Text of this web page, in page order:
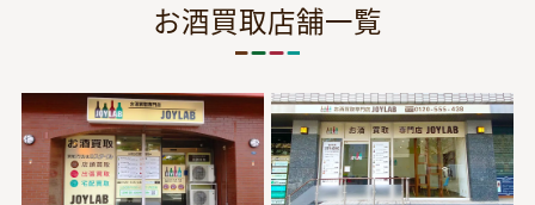
お酒買取店舗一覧